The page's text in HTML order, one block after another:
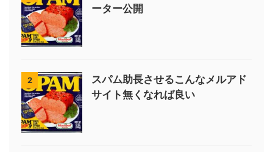
ーター公開
2
スパム助長させるこんなメルアド
サイト無くなれば良い